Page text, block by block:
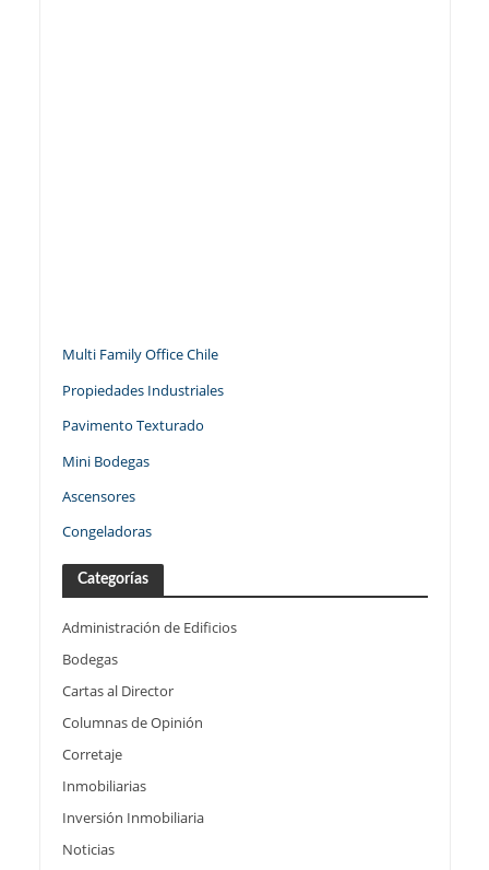
Multi Family Office Chile
Propiedades Industriales
Pavimento Texturado
Mini Bodegas
Ascensores
Congeladoras
Categorías
Administración de Edificios
Bodegas
Cartas al Director
Columnas de Opinión
Corretaje
Inmobiliarias
Inversión Inmobiliaria
Noticias